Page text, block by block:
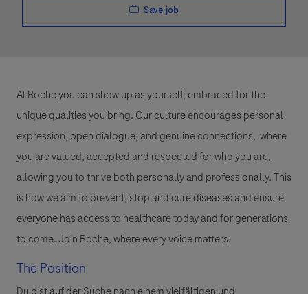
Save job
At Roche you can show up as yourself, embraced for the
unique qualities you bring. Our culture encourages personal
expression, open dialogue, and genuine connections, where
you are valued, accepted and respected for who you are,
allowing you to thrive both personally and professionally. This
is how we aim to prevent, stop and cure diseases and ensure
everyone has access to healthcare today and for generations
to come. Join Roche, where every voice matters.
The Position